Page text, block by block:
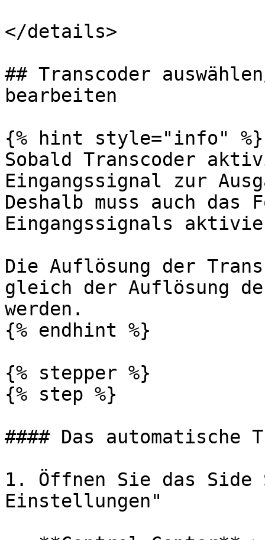
</details>
## Transcoder
bearbeiten
{% hint style="info" %}
Sobald Transcoder
Eingangssignal zur
Deshalb muss auch das
Eingangssignals
Die Auflösung der
gleich der Auflösung
werden.
{% endhint %}
{% stepper %}
{% step %}
#### Das automatische
1. Öffnen Sie das Side
Einstellungen"